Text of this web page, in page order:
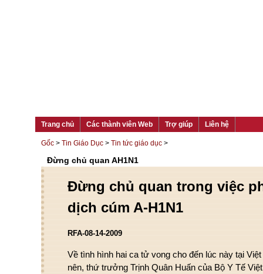
Trang chủ Các thành viên Web Trợ giúp Liên hệ
Gốc > Tin Giáo Dục > Tin tức giáo dục >
Đừng chủ quan AH1N1
Đừng chủ quan trong việc
dịch cúm A-H1N1
RFA-08-14-2009
Về tình hình hai ca tử vong cho đến lúc này tại
nên, thứ trưởng Trịnh Quân Huấn của Bộ Y Tế